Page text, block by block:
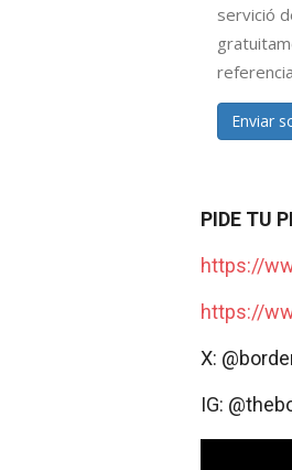
servició
Enviar
PIDE TU
https://
https://
X:
IG: